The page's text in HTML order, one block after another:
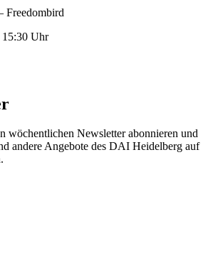
Freedombird
15:30 Uhr
wöchentlichen Newsletter abonnieren und
andere Angebote des DAI Heidelberg auf